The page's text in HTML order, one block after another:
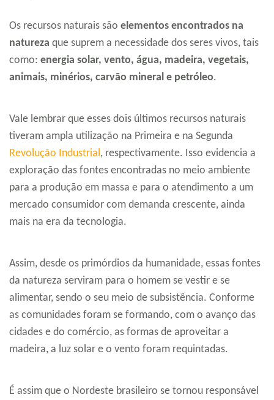
Os recursos naturais são elementos encontrados na
natureza que suprem a necessidade dos seres vivos, tais
como: energia solar, vento, água, madeira, vegetais,
animais, minérios, carvão mineral e petróleo.
Vale lembrar que esses dois últimos recursos naturais
tiveram ampla utilização na Primeira e na Segunda
Revolução Industrial , respectivamente. Isso evidencia a
exploração das fontes encontradas no meio ambiente
para a produção em massa e para o atendimento a um
mercado consumidor com demanda crescente, ainda
mais na era da tecnologia.
Assim, desde os primórdios da humanidade, essas fontes
da natureza serviram para o homem se vestir e se
alimentar, sendo o seu meio de subsistência. Conforme
as comunidades foram se formando, com o avanço das
cidades e do comércio, as formas de aproveitar a
madeira, a luz solar e o vento foram requintadas.
É assim que o Nordeste brasileiro se tornou responsável